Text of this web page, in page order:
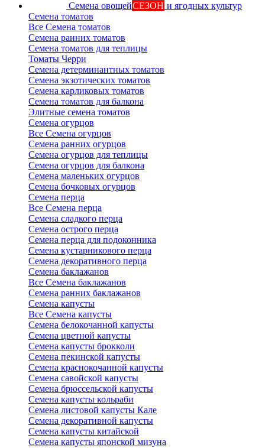
Семена овощейСЕЗОН и ягодных культур
Семена томатов
Все Семена томатов
Семена ранних томатов
Семена томатов для теплицы
Томаты Черри
Семена детерминантных томатов
Семена экзотических томатов
Семена карликовых томатов
Семена томатов для балкона
Элитные семена томатов
Семена огурцов
Все Семена огурцов
Семена ранних огурцов
Семена огурцов для теплицы
Семена огурцов для балкона
Семена маленьких огурцов
Семена бочковых огурцов
Семена перца
Все Семена перца
Семена сладкого перца
Семена острого перца
Семена перца для подоконника
Семена кустарникового перца
Семена декоративного перца
Семена баклажанов
Все Семена баклажанов
Семена ранних баклажанов
Семена капусты
Все Семена капусты
Семена белокочанной капусты
Семена цветной капусты
Семена капусты брокколи
Семена пекинской капусты
Семена краснокочанной капусты
Семена савойской капусты
Семена брюссельской капусты
Семена капусты кольраби
Семена листовой капусты Кале
Семена декоративной капусты
Семена капусты китайской
Семена капусты японской мизуна